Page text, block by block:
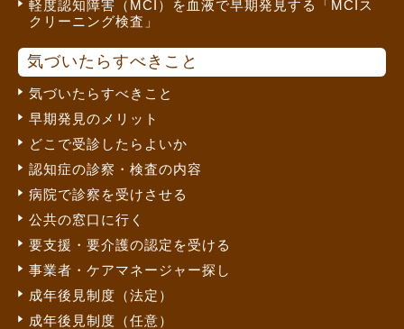
軽度認知障害（MCI）を血液で早期発見する「MCIス
クリーニング検査」
気づいたらすべきこと
気づいたらすべきこと
早期発見のメリット
どこで受診したらよいか
認知症の診察・検査の内容
病院で診察を受けさせる
公共の窓口に行く
要支援・要介護の認定を受ける
事業者・ケアマネージャー探し
成年後見制度（法定）
成年後見制度（任意）